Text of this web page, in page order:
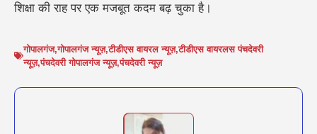
शिक्षा की राह पर एक मजबूत कदम बढ़ चुका है।
गोपालगंज,गोपालगंज न्यूज़,टीडीएस वायरल न्यूज़,टीडीएस वायरलस पंचदेवरी
न्यूज़,पंचदेवरी गोपालगंज न्यूज़,पंचदेवरी न्यूज़